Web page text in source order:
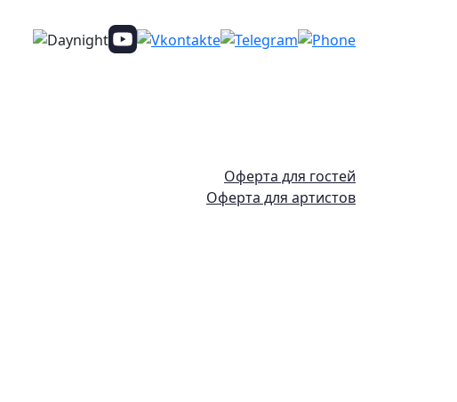
Оферта для гостей
Оферта для артистов